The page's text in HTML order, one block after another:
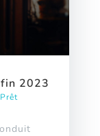
2023
Prêt